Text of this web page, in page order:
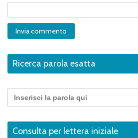
Ricerca parola esatta
Search
for:
Consulta per lettera iniziale